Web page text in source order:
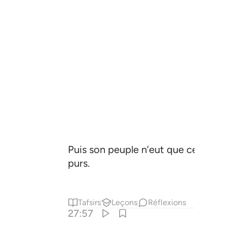
Puis son peuple n’eut que cette
purs.
Tafsirs Leçons Réflexions
27:57